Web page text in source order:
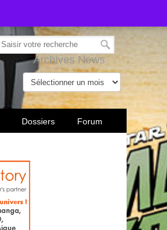
Archives News
Dossiers Forum